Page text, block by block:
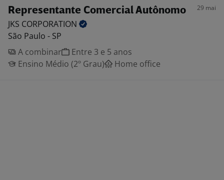
Representante Comercial Autônomo 29 mai
JKS CORPORATION
São Paulo - SP
A combinar
Entre 3 e 5 anos
Ensino Médio (2º Grau)
Home office